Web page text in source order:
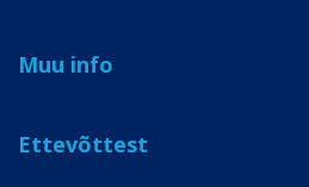
Muu info
Ettevõttest